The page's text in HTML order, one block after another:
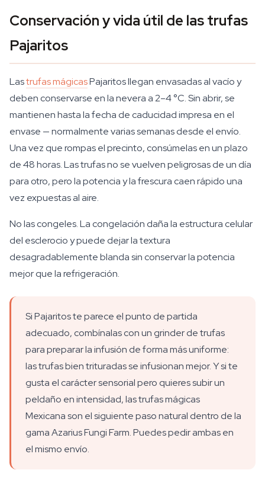
Conservación y vida útil de las trufas
Pajaritos
Lastrufas mágicasPajaritos llegan envasadas al vacío y
deben conservarse en la nevera a 2–4 °C. Sin abrir, se
mantienen hasta la fecha de caducidad impresa en el
envase — normalmente varias semanas desde el envío.
Una vez que rompas el precinto, consúmelas en un plazo
de 48 horas. Las trufas no se vuelven peligrosas de un día
para otro, pero la potencia y la frescura caen rápido una
vez expuestas al aire.
No las congeles. La congelación daña la estructura celular
del esclerocio y puede dejar la textura
desagradablemente blanda sin conservar la potencia
mejor que la refrigeración.
Si Pajaritos te parece el punto de partida
adecuado, combínalas con un grinder de trufas
para preparar la infusión de forma más uniforme:
las trufas bien trituradas se infusionan mejor. Y si te
gusta el carácter sensorial pero quieres subir un
peldaño en intensidad, las trufas mágicas
Mexicana son el siguiente paso natural dentro de la
gama Azarius Fungi Farm. Puedes pedir ambas en
el mismo envío.